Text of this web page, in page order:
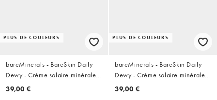
PLUS DE COULEURS
bareMinerals - BareSkin Daily
Dewy - Crème solaire minérale
SPF 30 - Voile medium
39,00 €
PLUS DE COULEURS
bareMinerals - BareSkin Daily
Dewy - Crème solaire minérale
SPF 30 - Voile profond
39,00 €